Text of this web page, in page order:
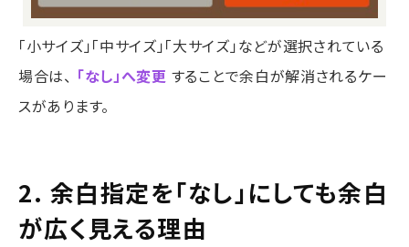
「小サイズ」「中サイズ」「大サイズ」などが選択されている
場合は、 「なし」へ変更 することで余白が解消されるケー
スがあります。
2. 余白指定を「なし」にしても余白
が広く見える理由